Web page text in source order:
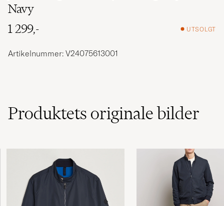
Navy
1 299,-
UTSOLGT
Artikelnummer: V24075613001
Produktets originale bilder